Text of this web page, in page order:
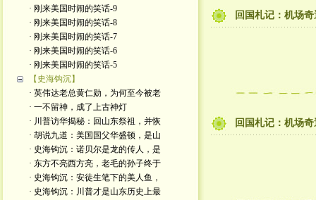
· 刚来美国时闹的笑话-9
· 刚来美国时闹的笑话-8
· 刚来美国时闹的笑话-7
· 刚来美国时闹的笑话-6
· 刚来美国时闹的笑话-5
【史海钩沉】
· 英伟达老总黄仁勋，为何至今被老
· 一不留神，成了上古神灯
· 川普访华揭秘：回山东祭祖，并恢
· 胡说九道：美国国父华盛顿，是山
· 史海钩沉：诺贝尔是龙的传人，是
· 东方不亮西方亮，老毛的孙子终于
· 史海钩沉：安徒生笔下的美人鱼，
· 史海钩沉：川普才是山东历史上最
回国札记：机场
回国札记：机场